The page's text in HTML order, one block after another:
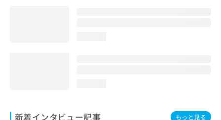
新着インタビュー記事 もっと見る